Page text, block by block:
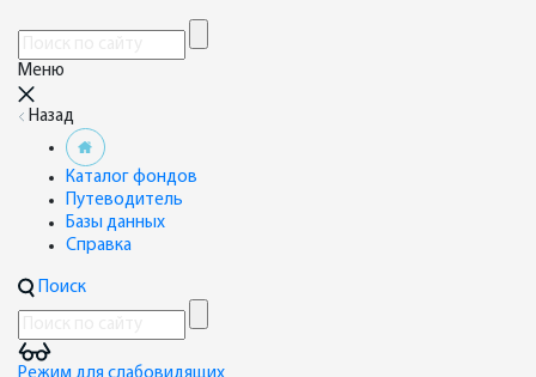
Меню
Назад
Каталог фондов
Путеводитель
Базы данных
Справка
Поиск